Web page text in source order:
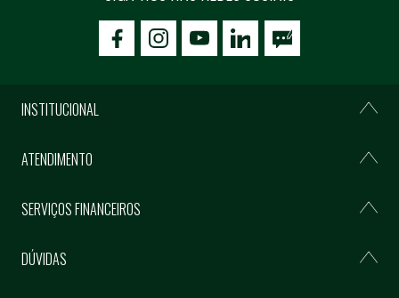
icon-facebookicon-social02icon-social03
INSTITUCIONAL
ATENDIMENTO
SERVIÇOS FINANCEIROS
DÚVIDAS